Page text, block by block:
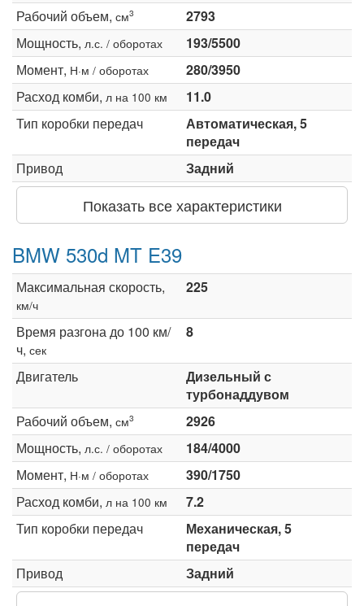
Рабочий объем, см3
2793
Мощность, л.с. / оборотах
193/5500
Момент, Н·м / оборотах
280/3950
Расход комби, л на 100 км
11.0
Тип коробки передач
Автоматическая, 5
передач
Привод
Задний
Показать все характеристики
BMW 530d MT E39
Максимальная скорость,
км/ч
225
Время разгона до 100 км/
ч, сек
8
Двигатель
Дизельный с
турбонаддувом
Рабочий объем, см3
2926
Мощность, л.с. / оборотах
184/4000
Момент, Н·м / оборотах
390/1750
Расход комби, л на 100 км
7.2
Тип коробки передач
Механическая, 5
передач
Привод
Задний